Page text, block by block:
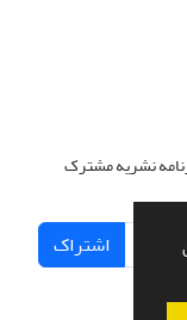
نشریه مشترک
اشتراک